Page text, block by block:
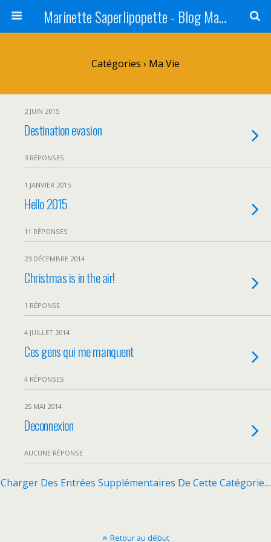
Marinette Saperlipopette - Blog Maman Angers Lifestyle - Ex Expat Montréal
Catégories › Ma Vie
2 JUIN 2015
Destination evasion
3 RÉPONSES
1 JANVIER 2015
Hello 2015
11 RÉPONSES
23 DÉCEMBRE 2014
Christmas is in the air!
1 RÉPONSE
4 JUILLET 2014
Ces gens qui me manquent
4 RÉPONSES
25 MAI 2014
Deconnexion
AUCUNE RÉPONSE
Charger Des Entrées Supplémentaires De Cette Catégorie…
Retour au début